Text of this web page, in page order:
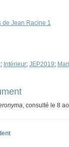
de Jean Racine 1
; Intérieur; JEP2019;
, consulté le 8